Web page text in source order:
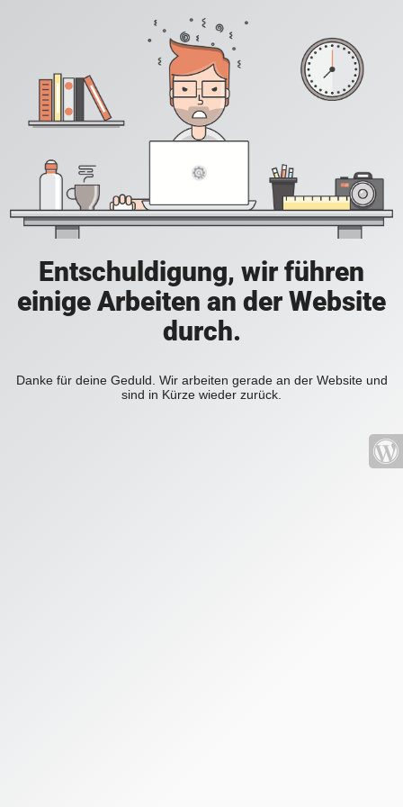
Entschuldigung, wir führen
einige Arbeiten an der Website
durch.
Danke für deine Geduld. Wir arbeiten gerade an der Website und
sind in Kürze wieder zurück.